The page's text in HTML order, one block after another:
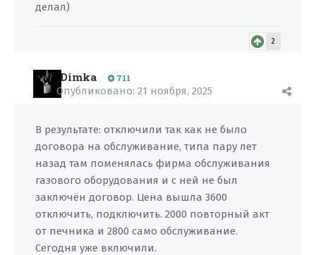
делал)
2
Dimka 711
Опубликовано: 21 ноября, 2025
В результате: отключили так как не было
договора на обслуживание, типа пару лет
назад там поменялась фирма обслуживания
газового оборудования и с ней не был
заключён договор. Цена вышла 3600
отключить, подключить. 2000 повторный акт
от печника и 2800 само обслуживание.
Сегодня уже включили.